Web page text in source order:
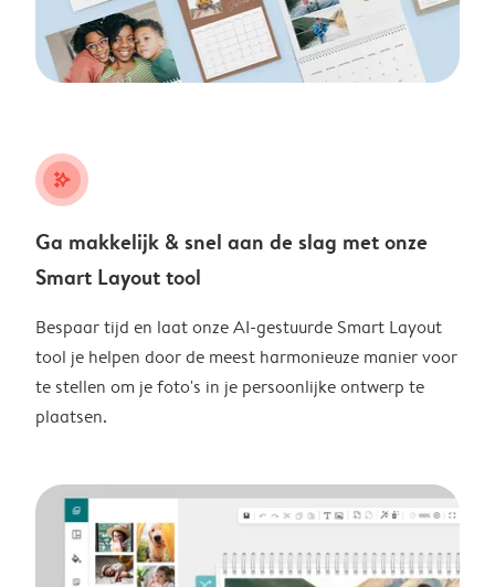
stars_plus
Ga makkelijk & snel aan de slag met onze
Smart Layout tool
Bespaar tijd en laat onze AI-gestuurde Smart Layout
tool je helpen door de meest harmonieuze manier voor
te stellen om je foto's in je persoonlijke ontwerp te
plaatsen.